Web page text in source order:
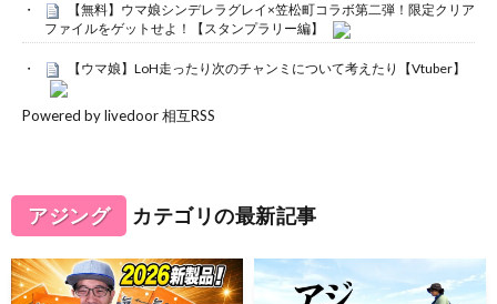
【無料】ウマ娘シンデレラグレイ×笠松町コラボ第二弾！限定クリア
ファイルをゲットせよ！【スタンプラリー編】
【ウマ娘】LoH走ったり次のチャンミについて考えたり【Vtuber】
Powered by livedoor 相互RSS
アジング カテゴリの最新記事